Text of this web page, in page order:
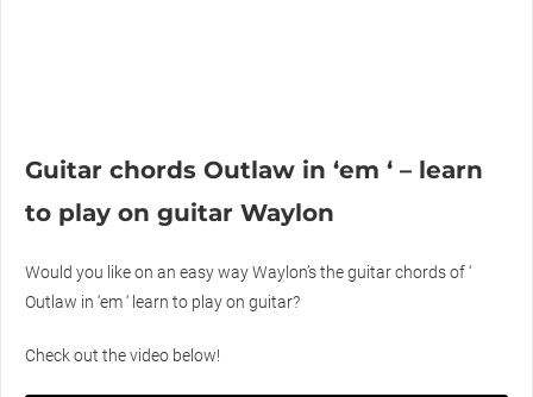
Guitar chords Outlaw in ‘em ‘ – learn
to play on guitar Waylon
Would you like on an easy way Waylon’s the guitar chords of ‘
Outlaw in ‘em ‘ learn to play on guitar?
Check out the video below!